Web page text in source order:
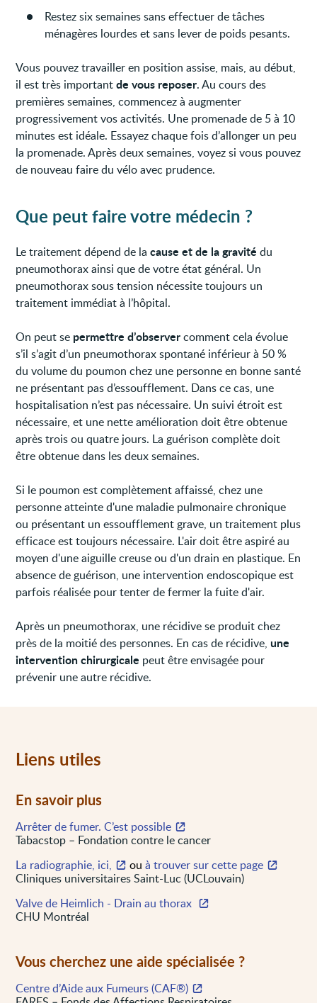
Restez six semaines sans effectuer de tâches
ménagères lourdes et sans lever de poids pesants.
Vous pouvez travailler en position assise, mais, au début,
il est très importantde vous reposer. Au cours des
premières semaines, commencez à augmenter
progressivement vos activités. Une promenade de 5 à 10
minutes est idéale. Essayez chaque fois d’allonger un peu
la promenade. Après deux semaines, voyez si vous pouvez
de nouveau faire du vélo avec prudence.
Que peut faire votre médecin ?
Le traitement dépend de lacause et de la gravité du
pneumothorax ainsi que de votre état général. Un
pneumothorax sous tension nécessite toujours un
traitement immédiat à l’hôpital.
On peut se permettre d’observercomment cela évolue
s’il s’agit d’un pneumothorax spontané inférieur à 50 %
du volume du poumon chez une personne en bonne santé
ne présentant pas d’essoufflement. Dans ce cas, une
hospitalisation n’est pas nécessaire. Un suivi étroit est
nécessaire, et une nette amélioration doit être obtenue
après trois ou quatre jours. La guérison complète doit
être obtenue dans les deux semaines.
Si le poumon est complètement affaissé, chez une
personne atteinte d'une maladie pulmonaire chronique
ou présentant un essoufflement grave, un traitement plus
efficace est toujours nécessaire. L'air doit être aspiré au
moyen d'une aiguille creuse ou d'un drain en plastique. En
absence de guérison, une intervention endoscopique est
parfois réalisée pour tenter de fermer la fuite d'air.
Après un pneumothorax, une récidive se produit chez
près de la moitié des personnes. En cas de récidive, une
intervention chirurgicale peut être envisagée pour
prévenir une autre récidive.
Liens utiles
En savoir plus
Arrêter de fumer. C’est possible
Tabacstop – Fondation contre le cancer
La radiographie, ici,
ouà trouver sur cette page
Cliniques universitaires Saint-Luc (UCLouvain)
Valve de Heimlich - Drain au thorax
CHU Montréal
Vous cherchez une aide spécialisée ?
Centre d’Aide aux Fumeurs (CAF®)